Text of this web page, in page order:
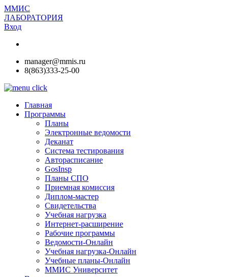
ММИС
ЛАБОРАТОРИЯ
Вход
manager@mmis.ru
8(863)333-25-00
Главная
Программы
Планы
Электронные ведомости
Деканат
Система тестирования
Авторасписание
GosInsp
Планы СПО
Приемная комиссия
Диплом-мастер
Свидетельства
Учебная нагрузка
Интернет-расширение
Рабочие программы
Ведомости-Онлайн
Учебная нагрузка-Онлайн
Учебные планы-Онлайн
ММИС Университет